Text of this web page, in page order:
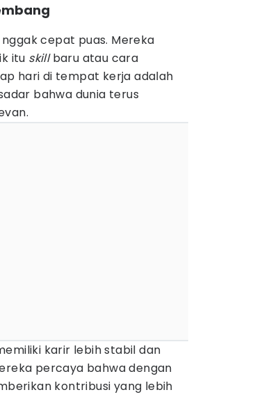
cepat puas. Mereka
itu skillbaru atau cara
hari di tempat kerja adalah
bahwa dunia terus
karir lebih stabil dan
percaya bahwa dengan
kontribusi yang lebih